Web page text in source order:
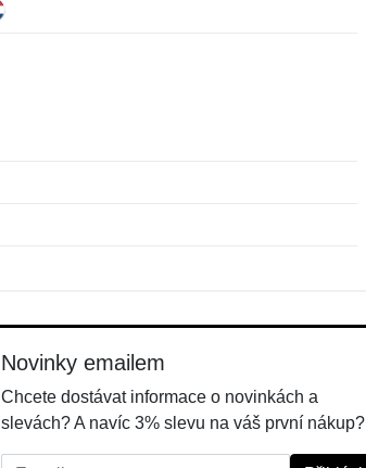
Novinky emailem
Chcete dostávat informace o novinkách a
slevách? A navíc 3% slevu na váš první nákup?